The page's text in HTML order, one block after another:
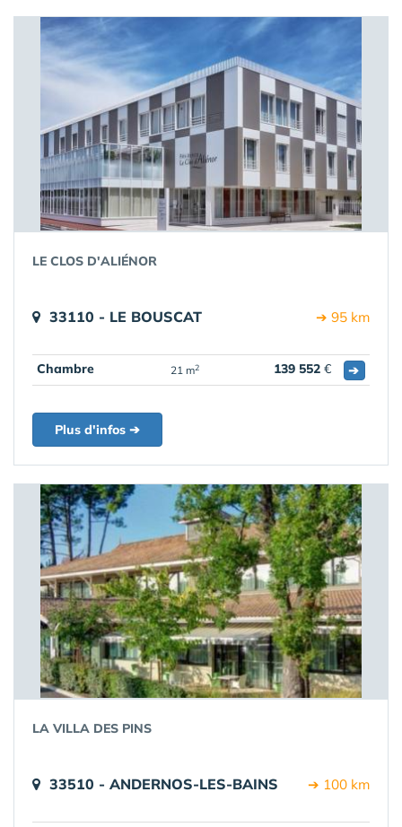
LE CLOS D'ALIÉNOR
33110 - LE BOUSCAT ➔ 95 km
Chambre 21 m2 139 552 € ➔
Plus d'infos ➔
LA VILLA DES PINS
33510 - ANDERNOS-LES-BAINS ➔ 100 km